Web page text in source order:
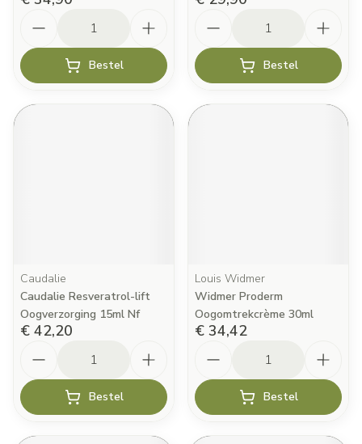
Bestel Bestel
Caudalie
Caudalie Resveratrol-lift
Oogverzorging 15ml Nf
€ 42,20
Bestel
Louis Widmer
Widmer Proderm
Oogomtrekcrème 30ml
€ 34,42
Bestel